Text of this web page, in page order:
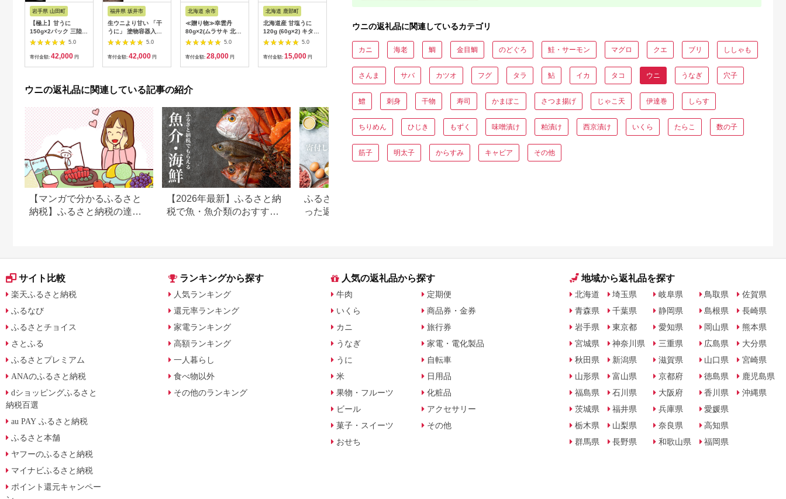
岩手県 山田町
【極上】甘うに
150g×2パック 三陸産
川石水産 【2027年4
月以降発送】 国産 三
陸山田 岩手県 山田町
ウニ 特選 ミョウバン
5.0
寄付金額: 42,000 円
福井県 坂井市
生ウニより甘い 「干
うに」 塗物容器入り
20g ～酒・シャンパ
ンと～｜おつまみ 酒
のあて 雲丹 [D-4611]
5.0
寄付金額: 42,000 円
北海道 余市
≪贈り物≫幸雲丹
80g×2(ムラサキ 北海
道産)ウニ うに 雲丹
【余市のうに】北海道
ギフト ムラサキウニ
5.0
寄付金額: 28,000 円
北海道 鹿部町
北海道産 甘塩うに
120g (60g×2) キタム
ラサキウニ100% ミョ
ウバン不使用
5.0
寄付金額: 15,000 円
潮うに 240g
(120g×2) 冷凍 うに
寄付金額:30,000 円
≪規格外品600g≫無
添加エゾバフンウニ塩
10月下旬～11月下旬
5.0
寄付金額:60,000円
丹 海鮮 魚貝類 魚介類
ウニ丼 パスタ 炊き込
三陸 岩手県 大船渡市
[morihiro001_1]
5.0
寄付金額:18,000 円
130ｇ×1本
5.0
寄付金額:18,000円
5.0
寄付金額:17,500円
気仙沼市 20565314]
塩 うに ウニ 雲丹 冷
寄付金額:14,500
ウニの返礼品に関連している記事の紹介
【マンガで分かるふるさと
納税】ふるさと納税の達人
【2026年最新】ふるさと納
税で魚・魚介類のおすすめ
ふるさと納税「貰ってよか
った返礼品」12選～食べ物
ウニの返礼品に関連しているカテゴリ
カニ 海老 鯛 金目鯛 のどぐろ 鮭・サーモン マグロ クエ ブリ ししゃも
さんま サバ カツオ フグ タラ 鮎 イカ タコ ウニ うなぎ 穴子
鱧 刺身 干物 寿司 かまぼこ さつま揚げ じゃこ天 伊達巻 しらす
ちりめん ひじき もずく 味噌漬け 粕漬け 西京漬け いくら たらこ 数の子
筋子 明太子 からすみ キャビア その他
サイト比較
楽天ふるさと納税
ふるなび
ふるさとチョイス
さとふる
ふるさとプレミアム
ANAのふるさと納税
dショッピングふるさと
納税百選
au PAY ふるさと納税
ふるさと本舗
ヤフーのふるさと納税
マイナビふるさと納税
ポイント還元キャンペー
ランキングから探す
人気ランキング
還元率ランキング
家電ランキング
高額ランキング
一人暮らし
食べ物以外
その他のランキング
人気の返礼品から探す
牛肉
いくら
カニ
うなぎ
うに
米
果物・フルーツ
ビール
菓子・スイーツ
おせち
定期便
商品券・金券
旅行券
家電・電化製品
自転車
日用品
化粧品
アクセサリー
その他
地域から返礼品を探す
北海道
青森県
岩手県
宮城県
秋田県
山形県
福島県
茨城県
栃木県
群馬県
埼玉県
千葉県
東京都
神奈川県
新潟県
富山県
石川県
福井県
山梨県
長野県
岐阜県
静岡県
愛知県
三重県
滋賀県
京都府
大阪府
兵庫県
奈良県
和歌山県
鳥取県
島根県
岡山県
広島県
山口県
徳島県
香川県
愛媛県
高知県
福岡県
佐賀県
長崎県
熊本県
大分県
宮崎県
鹿児島県
沖縄県